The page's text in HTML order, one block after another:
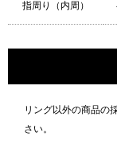
指周り（内周）
リング以外の商品の
さい。